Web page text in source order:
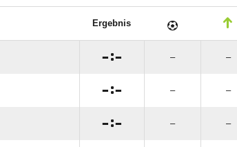
Ergebnis
: – –
: – –
: – –